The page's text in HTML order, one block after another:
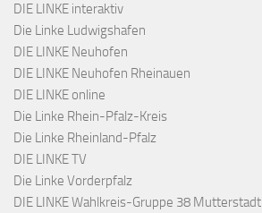
DIE LINKE interaktiv
Die Linke Ludwigshafen
DIE LINKE Neuhofen
DIE LINKE Neuhofen Rheinauen
DIE LINKE online
Die Linke Rhein-Pfalz-Kreis
Die Linke Rheinland-Pfalz
DIE LINKE TV
Die Linke Vorderpfalz
DIE LINKE Wahlkreis-Gruppe 38 Mutterstadt